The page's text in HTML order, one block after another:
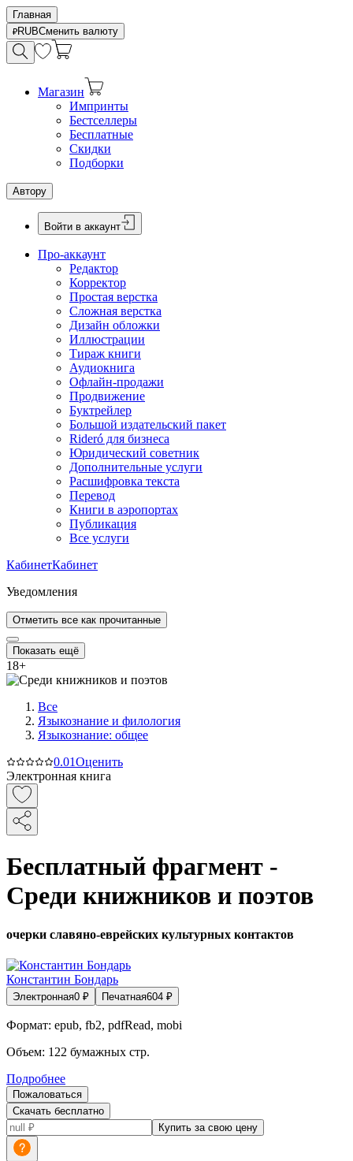
Главная
RUBСменить валюту
Магазин
Импринты
Бестселлеры
Бесплатные
Скидки
Подборки
Автору
Войти в аккаунт
Про-аккаунт
Редактор
Корректор
Простая верстка
Сложная верстка
Дизайн обложки
Иллюстрации
Тираж книги
Аудиокнига
Офлайн-продажи
Продвижение
Буктрейлер
Большой издательский пакет
Rideró для бизнеса
Юридический советник
Дополнительные услуги
Расшифровка текста
Перевод
Книги в аэропортах
Публикация
Все услуги
КабинетКабинет
Уведомления
Отметить все как прочитанные
Показать ещё
18+
Все
Языкознание и филология
Языкознание: общее
0.01Оценить
Электронная книга
Бесплатный фрагмент -
Среди книжников и поэтов
очерки славяно-еврейских культурных контактов
Константин Бондарь
Электронная0 ₽ Печатная604 ₽
Формат: epub, fb2, pdfRead, mobi
Объем: 122 бумажных стр.
Подробнее
Пожаловаться
Скачать бесплатно
Купить за свою цену